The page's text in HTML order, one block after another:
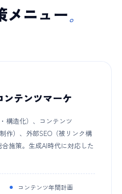
メニュー。
ンテンツマーケ
構造化）、コンテンツ
作）、外部SEO（被リンク構
施策。生成AI時代に対応した
コンテンツ年間計画